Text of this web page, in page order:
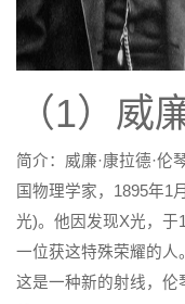
（1）威
简介：威廉·康拉德·伦
国物理学家，1895年1
光)。他因发现X光，于
一位获这特殊荣耀的人
这是一种新的射线，伦